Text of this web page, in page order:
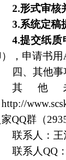
2.形式审核
3.系统定稿
4.提交纸质
，申请书
四、其他事
其他
http://
QQ群（
联系人：王
联系人QQ：